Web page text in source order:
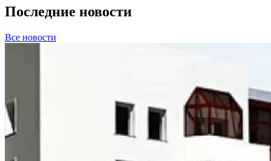
Последние новости
Все новости